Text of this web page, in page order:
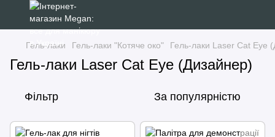
Гель-лаки Гель-лаки "Котяче око" Гель-лаки Laser Cat Eye
Гель-лаки Laser Cat Eye (Дизайнер)
Фільтр За популярністю